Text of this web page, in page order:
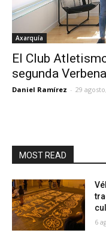
Axarquía
El Club
segunda
Daniel Ramírez - 29
MOST READ
6